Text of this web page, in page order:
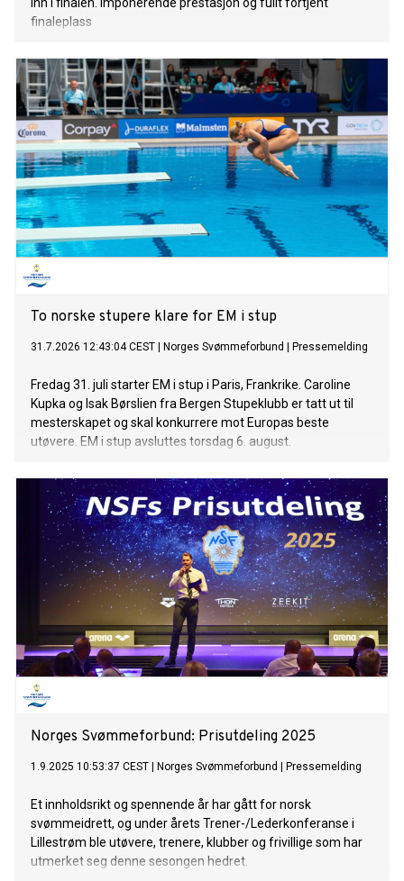
inn i finalen. Imponerende prestasjon og fullt fortjent
finaleplass
To norske stupere klare for EM i stup
31.7.2026 12:43:04 CEST Norges Svømmeforbund Pressemelding
Fredag 31. juli starter EM i stup i Paris, Frankrike. Caroline
Kupka og Isak Børslien fra Bergen Stupeklubb er tatt ut til
mesterskapet og skal konkurrere mot Europas beste
utøvere. EM i stup avsluttes torsdag 6. august.
Norges Svømmeforbund: Prisutdeling 2025
1.9.2025 10:53:37 CEST Norges Svømmeforbund Pressemelding
Et innholdsrikt og spennende år har gått for norsk
svømmeidrett, og under årets Trener-/Lederkonferanse i
Lillestrøm ble utøvere, trenere, klubber og frivillige som har
utmerket seg denne sesongen hedret.